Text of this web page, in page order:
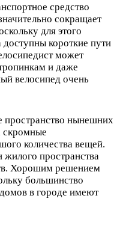
средство
сокращает
для этого
доступны короткие пути
может
и даже
велосипед очень
пространство нынешних
скромные
количества вещей.
пространства
Хорошим решением
большинство
в городе имеют